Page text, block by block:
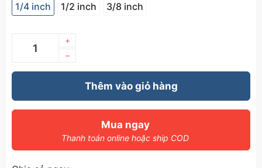
1/4 inch 1/2 inch 3/8 inch
–
+
Thêm vào giỏ hàng
Mua ngay
Thanh toán online hoặc ship COD